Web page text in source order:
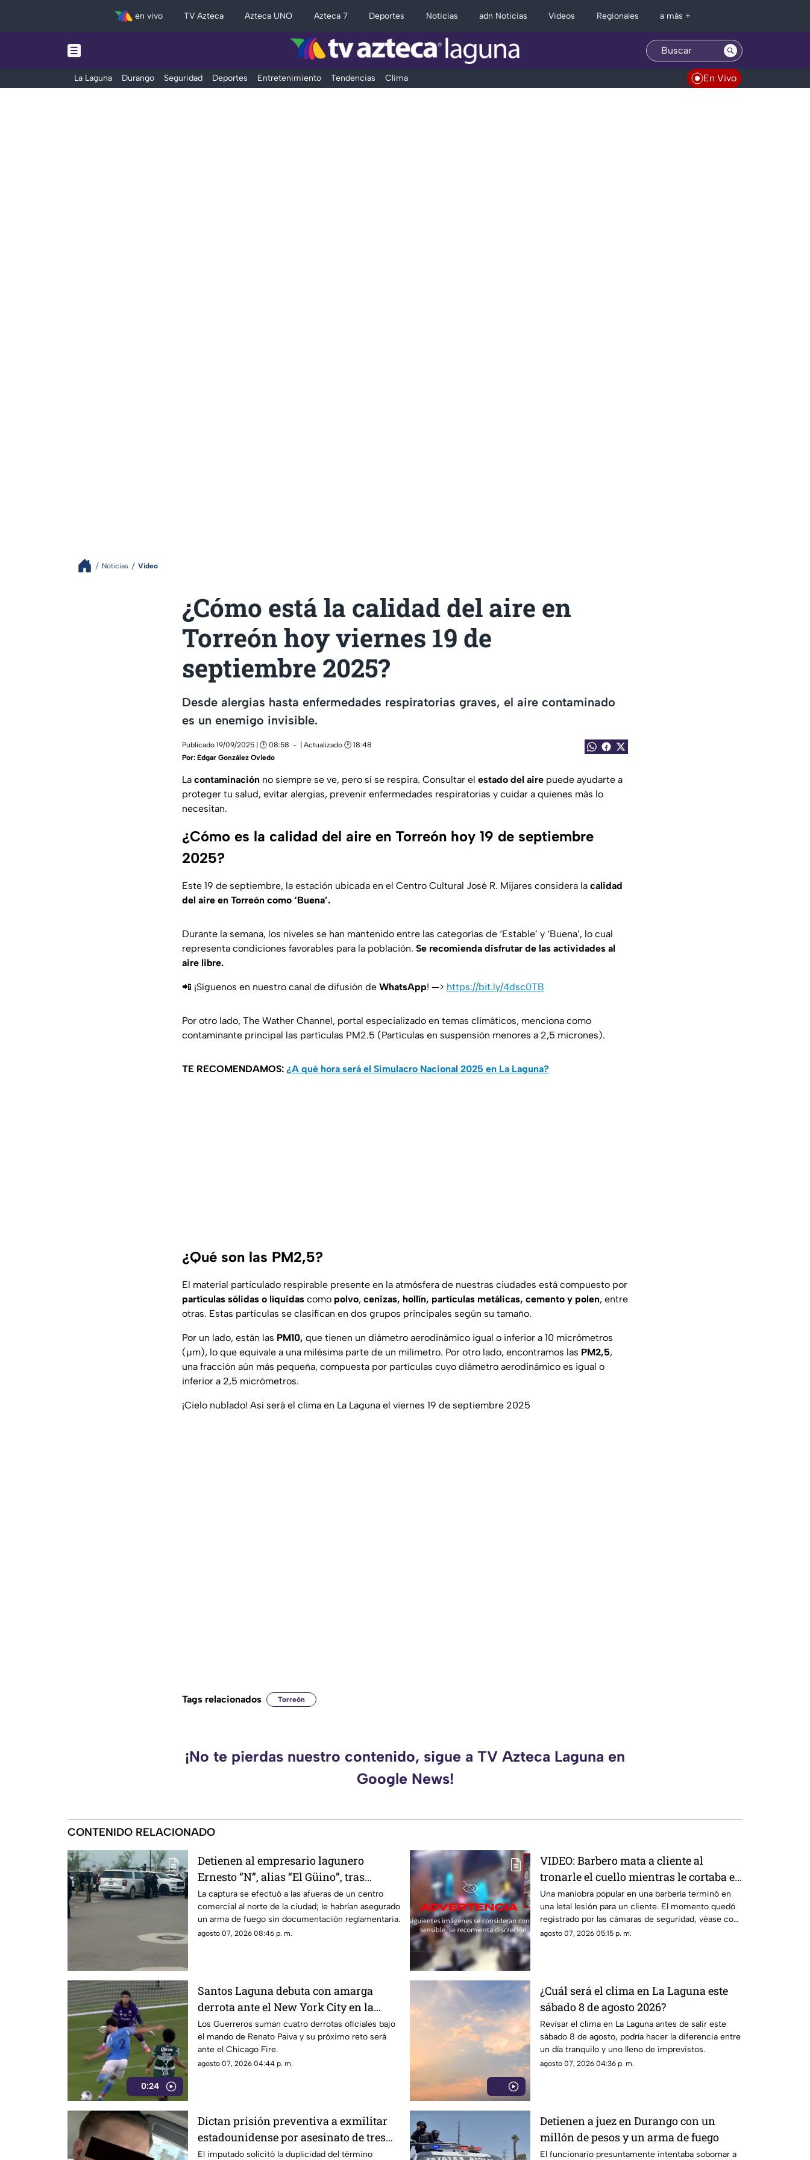
en vivo TV Azteca Azteca UNO Azteca 7 Deportes Noticias adn Noticias Videos Regionales a más +
La Laguna Durango Seguridad Deportes Entretenimiento Tendencias Clima En Vivo
Noticias Video
¿Cómo está la calidad del aire en
Torreón hoy viernes 19 de
septiembre 2025?
Desde alergias hasta enfermedades respiratorias graves, el aire contaminado
es un enemigo invisible.
Publicado 19/09/2025 | 🕑 08:58
| Actualizado 🕑 18:48
Por: Edgar González Oviedo
La contaminación no siempre se ve, pero sí se respira. Consultar el estado del aire puede ayudarte a
proteger tu salud, evitar alergias, prevenir enfermedades respiratorias y cuidar a quienes más lo
necesitan.
¿Cómo es la calidad del aire en Torreón hoy 19 de septiembre
2025?
Este 19 de septiembre, la estación ubicada en el Centro Cultural José R. Mijares considera la calidad
del aire en Torreón como ‘Buena’.
Durante la semana, los niveles se han mantenido entre las categorías de ‘Estable’ y ‘Buena’, lo cual
representa condiciones favorables para la población. Se recomienda disfrutar de las actividades al
aire libre.
📲 ¡Síguenos en nuestro canal de difusión de WhatsApp! —> https://bit.ly/4dsc0TB
Por otro lado, The Wather Channel, portal especializado en temas climáticos, menciona como
contaminante principal las partículas PM2.5 (Partículas en suspensión menores a 2,5 micrones).
TE RECOMENDAMOS: ¿A qué hora será el Simulacro Nacional 2025 en La Laguna?
¿Qué son las PM2,5?
El material particulado respirable presente en la atmósfera de nuestras ciudades está compuesto por
partículas sólidas o líquidas como polvo, cenizas, hollín, partículas metálicas, cemento y polen, entre
otras. Estas partículas se clasifican en dos grupos principales según su tamaño.
Por un lado, están las PM10, que tienen un diámetro aerodinámico igual o inferior a 10 micrómetros
(µm), lo que equivale a una milésima parte de un milímetro. Por otro lado, encontramos las PM2,5,
una fracción aún más pequeña, compuesta por partículas cuyo diámetro aerodinámico es igual o
inferior a 2,5 micrómetros.
¡Cielo nublado! Así será el clima en La Laguna el viernes 19 de septiembre 2025
Tags relacionados Torreón
¡No te pierdas nuestro contenido, sigue a TV Azteca Laguna en
Google News!
CONTENIDO RELACIONADO
Detienen al empresario lagunero
Ernesto “N”, alias “El Güino”, tras
despliegue de seguridad en Torreón
La captura se efectuó a las afueras de un centro
comercial al norte de la ciudad; le habrían asegurado
un arma de fuego sin documentación reglamentaria.
agosto 07, 2026 08:46 p. m.
VIDEO: Barbero mata a cliente al
tronarle el cuello mientras le cortaba el
cabello
Una maniobra popular en una barbería terminó en
una letal lesión para un cliente. El momento quedó
registrado por las cámaras de seguridad, véase con
precaución.
agosto 07, 2026 05:15 p. m.
0:24
Santos Laguna debuta con amarga
derrota ante el New York City en la
Leagues Cup
Los Guerreros suman cuatro derrotas oficiales bajo
el mando de Renato Paiva y su próximo reto será
ante el Chicago Fire.
agosto 07, 2026 04:44 p. m.
¿Cuál será el clima en La Laguna este
sábado 8 de agosto 2026?
Revisar el clima en La Laguna antes de salir este
sábado 8 de agosto, podría hacer la diferencia entre
un día tranquilo y uno lleno de imprevistos.
agosto 07, 2026 04:36 p. m.
Dictan prisión preventiva a exmilitar
estadounidense por asesinato de tres
personas en Coahuila
El imputado solicitó la duplicidad del término
Detienen a juez en Durango con un
millón de pesos y un arma de fuego
El funcionario presuntamente intentaba sobornar a